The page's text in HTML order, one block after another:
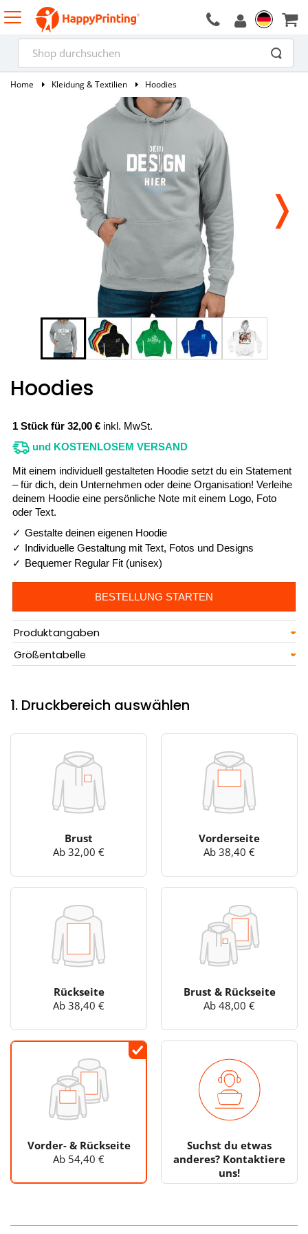
Home Kleidung & Textilien Hoodies
Hoodies
1 Stück für 32,00 € inkl. MwSt.
und KOSTENLOSEM VERSAND
Mit einem individuell gestalteten Hoodie setzt du ein Statement
– für dich, dein Unternehmen oder deine Organisation! Verleihe
deinem Hoodie eine persönliche Note mit einem Logo, Foto
oder Text.
Gestalte deinen eigenen Hoodie
Individuelle Gestaltung mit Text, Fotos und Designs
Bequemer Regular Fit (unisex)
BESTELLUNG STARTEN
Produktangaben
Größentabelle
1. Druckbereich auswählen
Brust
Ab 32,00 €
Vorderseite
Ab 38,40 €
Rückseite
Ab 38,40 €
Brust & Rückseite
Ab 48,00 €
Vorder- & Rückseite
Ab 54,40 €
Suchst du etwas
anderes? Kontaktiere
uns!